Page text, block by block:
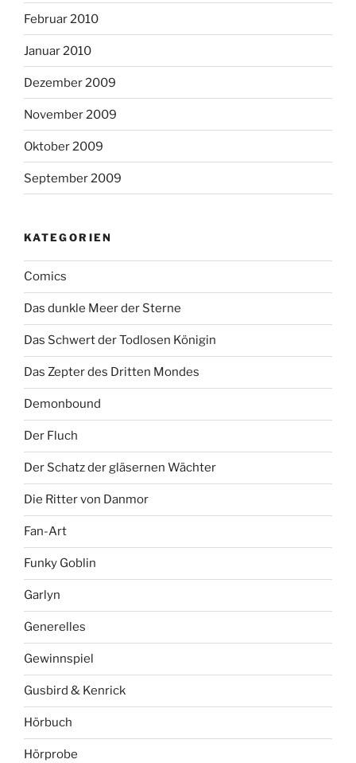
Februar 2010
Januar 2010
Dezember 2009
November 2009
Oktober 2009
September 2009
KATEGORIEN
Comics
Das dunkle Meer der Sterne
Das Schwert der Todlosen Königin
Das Zepter des Dritten Mondes
Demonbound
Der Fluch
Der Schatz der gläsernen Wächter
Die Ritter von Danmor
Fan-Art
Funky Goblin
Garlyn
Generelles
Gewinnspiel
Gusbird & Kenrick
Hörbuch
Hörprobe